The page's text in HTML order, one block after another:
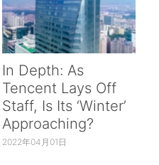
In Depth: As
Tencent Lays Off
Staff, Is Its ‘Winter’
Approaching?
2022年04月01日